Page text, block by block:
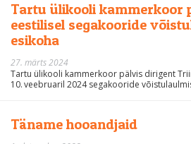
Tartu ülikooli kammerkoor
eestilisel segakooride
esikoha
27. märts 2024
Tartu ülikooli kammerkoor pälvis dirigent
10. veebruaril 2024 segakooride
Täname hooandjaid